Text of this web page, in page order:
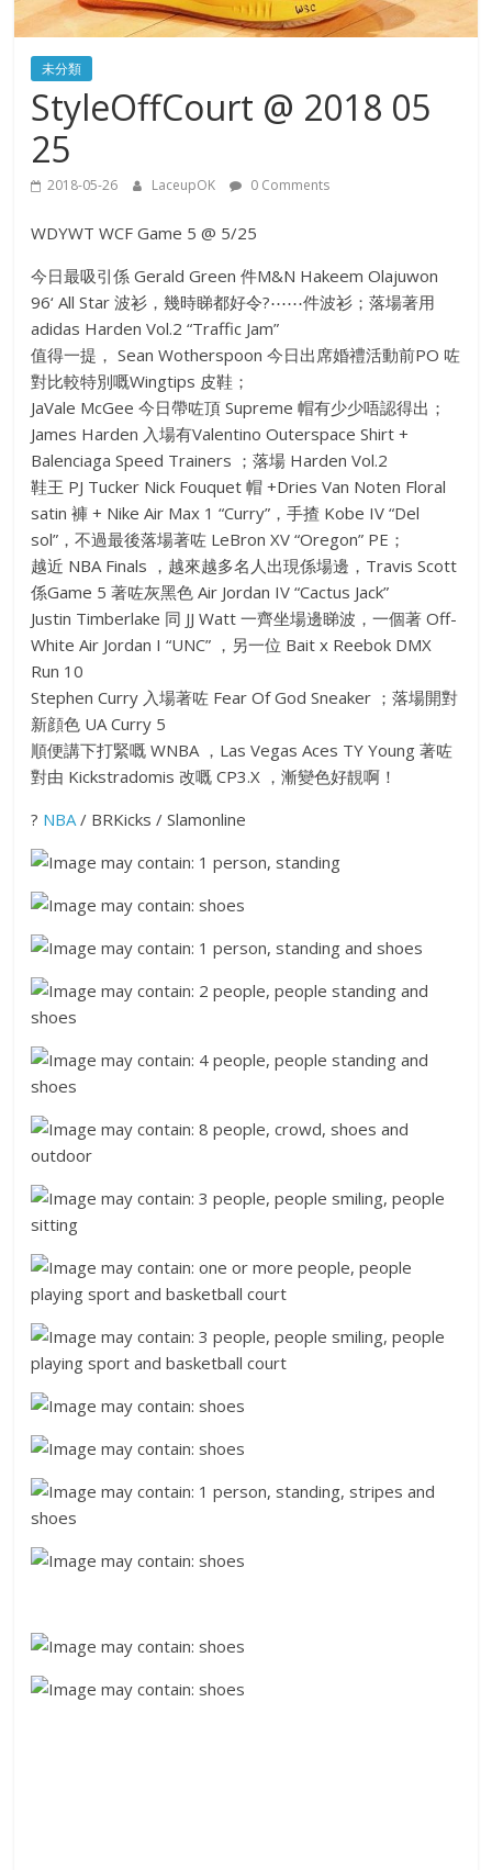
未分類
StyleOffCourt @ 2018 05
25
2018-05-26 LaceupOK 0 Comments
WDYWT WCF Game 5 @ 5/25
今日最吸引係 Gerald Green 件M&N Hakeem Olajuwon
96‘ All Star 波衫，幾時睇都好令?⋯⋯件波衫；落場著用
adidas Harden Vol.2 “Traffic Jam”
值得一提， Sean Wotherspoon 今日出席婚禮活動前PO 咗
對比較特別嘅Wingtips 皮鞋；
JaVale McGee 今日帶咗頂 Supreme 帽有少少唔認得出；
James Harden 入場有Valentino Outerspace Shirt +
Balenciaga Speed Trainers ；落場 Harden Vol.2
鞋王 PJ Tucker Nick Fouquet 帽 +Dries Van Noten Floral
satin 褲 + Nike Air Max 1 “Curry”，手揸 Kobe IV “Del
sol”，不過最後落場著咗 LeBron XV “Oregon” PE；
越近 NBA Finals ，越來越多名人出現係場邊，Travis Scott
係Game 5 著咗灰黑色 Air Jordan IV “Cactus Jack”
Justin Timberlake 同 JJ Watt 一齊坐場邊睇波，一個著 Off-
White Air Jordan I “UNC” ，另一位 Bait x Reebok DMX
Run 10
Stephen Curry 入場著咗 Fear Of God Sneaker ；落場開對
新顔色 UA Curry 5
順便講下打緊嘅 WNBA ，Las Vegas Aces TY Young 著咗
對由 Kickstradomis 改嘅 CP3.X ，漸變色好靚啊！
? NBA / BRKicks / Slamonline